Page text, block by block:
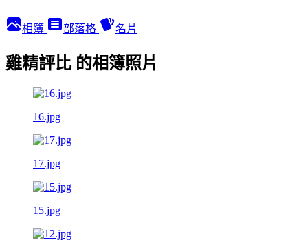
相簿 部落格 名片
雞精評比 的相簿照片
16.jpg
17.jpg
15.jpg